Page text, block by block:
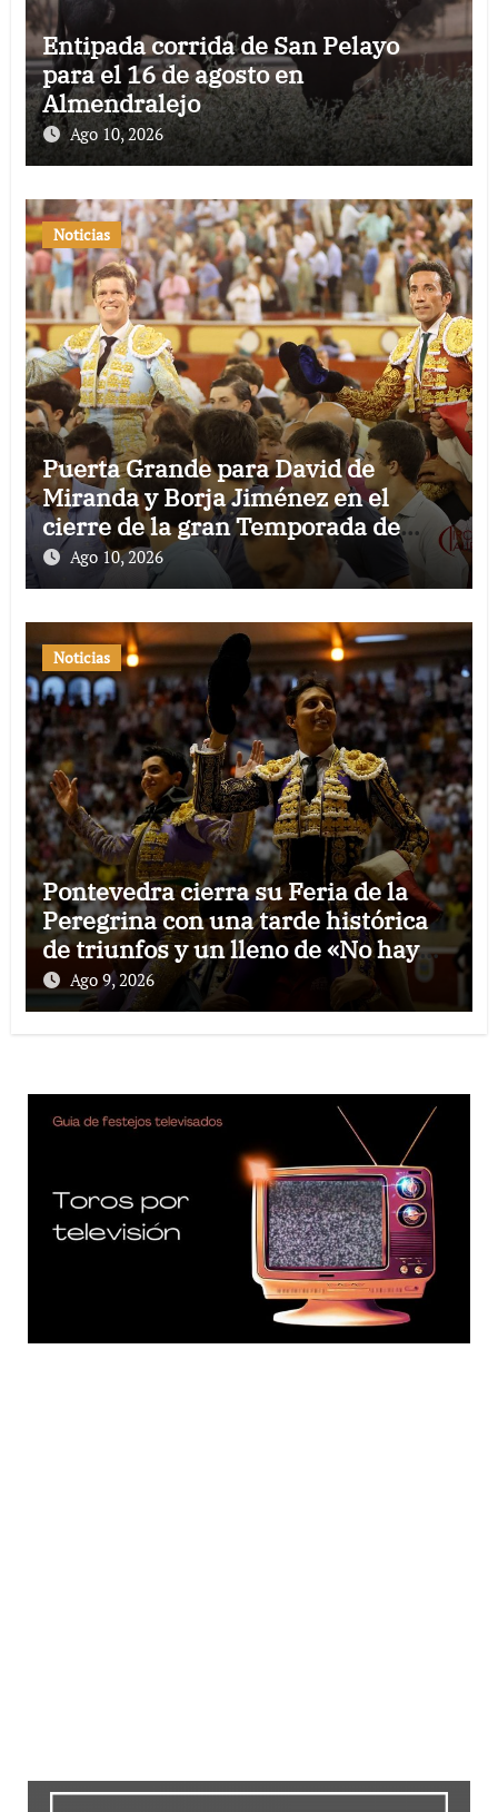
Entipada corrida de San Pelayo
para el 16 de agosto en
Almendralejo
Ago 10, 2026
Noticias
Puerta Grande para David de
Miranda y Borja Jiménez en el
cierre de la gran Temporada de
Verano de El Puerto
Ago 10, 2026
Noticias
Pontevedra cierra su Feria de la
Peregrina con una tarde histórica
de triunfos y un lleno de «No hay
billetes»
Ago 9, 2026